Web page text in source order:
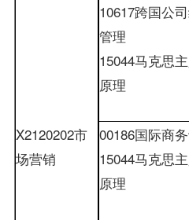
10617跨国公
管理
15044马克思
原理
X2120202市
场营销
00186国际商
15044马克思
原理